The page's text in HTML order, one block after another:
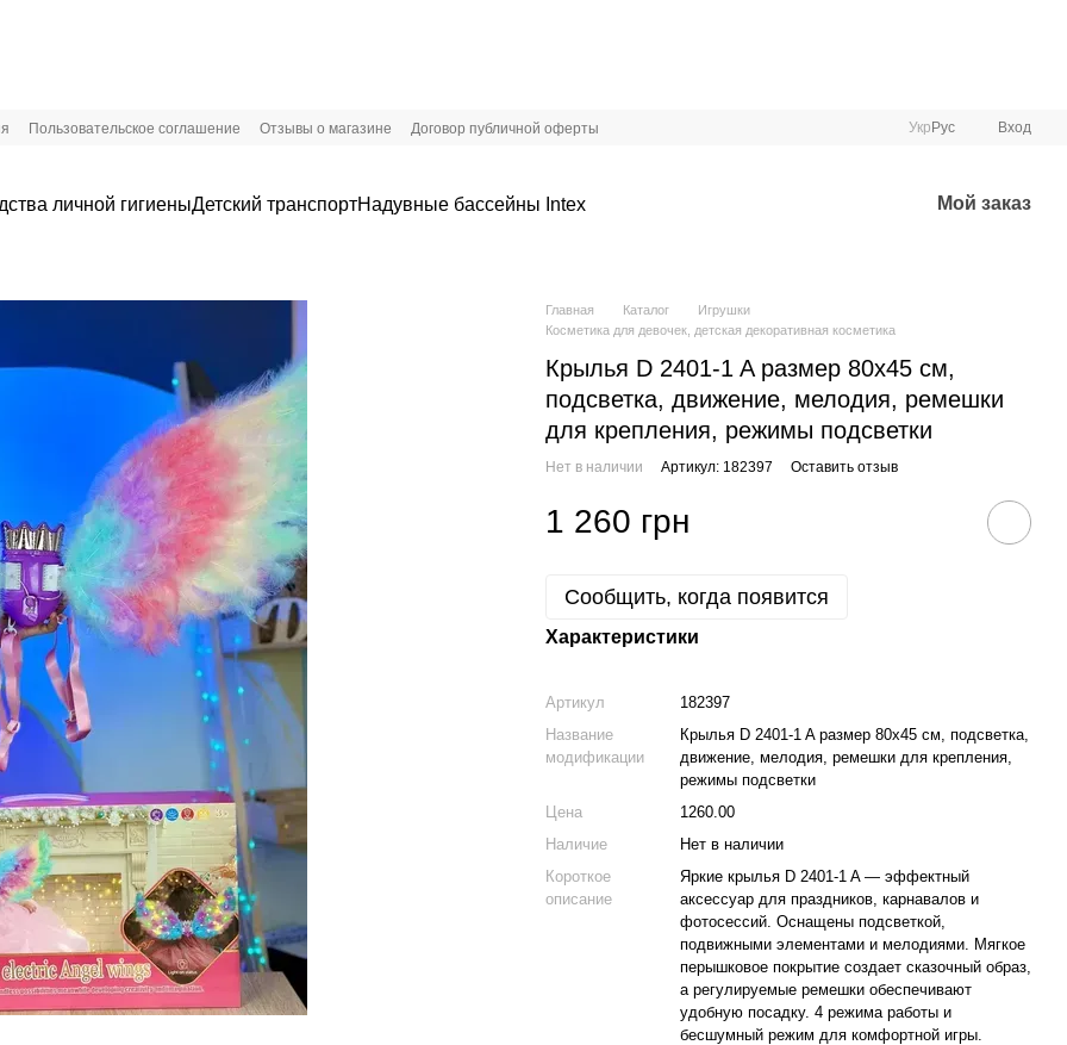
Пользовательское соглашение Отзывы о магазине Договор публичной оферты УкрРус Вход
личной гигиеныДетский транспортНадувные бассейны Intex Мой заказ
Главная Каталог
Игрушки
Косметика для девочек, детская декоративная косметика
Крылья D 2401-1 A размер 80х45 см,
подсветка, движение, мелодия, ремешки
для крепления, режимы подсветки
Нет в наличии Артикул: 182397 Оставить отзыв
1 260 грн
Сообщить, когда появится
Характеристики
Артикул
182397
Название
модификации
Крылья D 2401-1 A размер 80х45 см, подсветка,
движение, мелодия, ремешки для крепления,
режимы подсветки
Цена
1260.00
Наличие
Нет в наличии
Короткое
описание
Яркие крылья D 2401-1 A — эффектный
аксессуар для праздников, карнавалов и
фотосессий. Оснащены подсветкой,
подвижными элементами и мелодиями. Мягкое
перышковое покрытие создает сказочный образ,
а регулируемые ремешки обеспечивают
удобную посадку. 4 режима работы и
бесшумный режим для комфортной игры.